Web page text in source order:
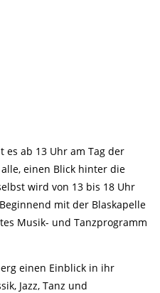
es ab 13 Uhr am Tag der
einen Blick hinter die
wird von 13 bis 18 Uhr
mit der Blaskapelle
Musik- und Tanzprogramm
einen Einblick in ihr
Jazz, Tanz und